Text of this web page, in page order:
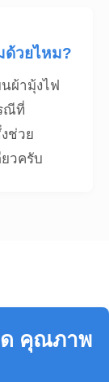
ด้วยไหม?
นผ้ามุ้งไฟ
ณีที่
ช่วย
วครับ
ด คุณภาพ